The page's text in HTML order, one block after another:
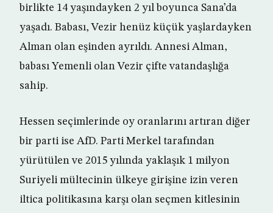
birlikte 14 yaşındayken 2 yıl boyunca Sana’da
yaşadı. Babası, Vezir henüz küçük yaşlardayken
Alman olan eşinden ayrıldı. Annesi Alman,
babası Yemenli olan Vezir çifte vatandaşlığa
sahip.
Hessen seçimlerinde oy oranlarını artıran diğer
bir parti ise AfD. Parti Merkel tarafından
yürütülen ve 2015 yılında yaklaşık 1 milyon
Suriyeli mültecinin ülkeye girişine izin veren
iltica politikasına karşı olan seçmen kitlesinin